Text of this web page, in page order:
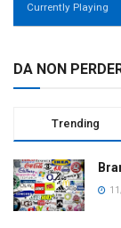
Currently Playing
DA NON
Trending